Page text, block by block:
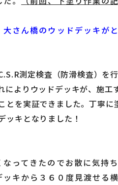
大さん橋のウッドデッキが
測定検査（防滑検査） を
によりウッドデッキが、 施工
とを実証できました。丁寧
ッキとなりました！
ってきたのでお散に気持
キから３６０度見渡せる